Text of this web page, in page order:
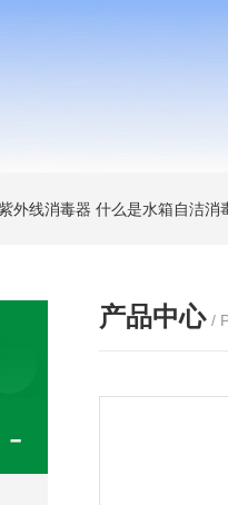
外线消毒器 什么是水箱自洁消
产品中心 /